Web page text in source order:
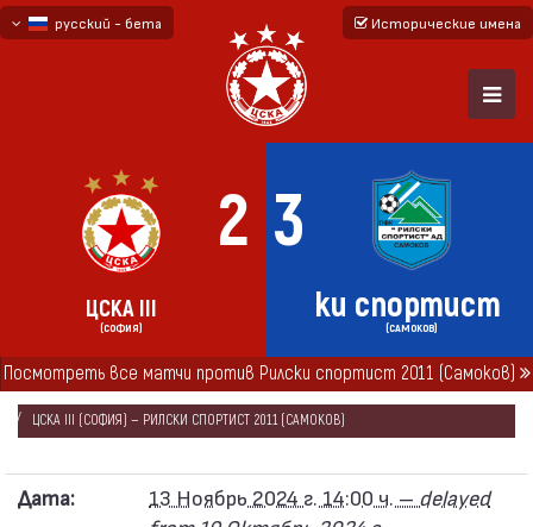
русский - бета
Исторические имена
2 3
ЦСКА III
(СОФИЯ)
Рилски спортист
(САМОКОВ)
Посмотреть все матчи против Рилски спортист 2011 (Самоков)
ГЛАВНАЯ СЕЗОНЫ 2024/25
ЮГО-ЗАПАДНАЯ ТРЕТЬЯ ЛИГА 2024/25
ЦСКА III (СОФИЯ) — РИЛСКИ СПОРТИСТ 2011 (САМОКОВ)
Дата: 13 Ноябрь 2024 г. 14:00 ч. – delayed